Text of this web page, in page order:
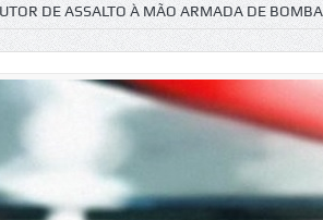
DE ASSALTO À MÃO ARMADA DE